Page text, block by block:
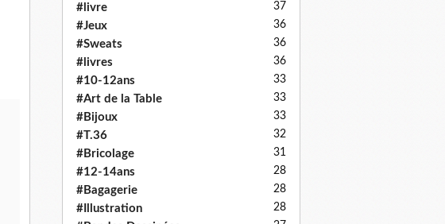
#livre 37
#Jeux 36
#Sweats 36
#livres 36
#10-12ans 33
#Art de la Table 33
#Bijoux 33
#T.36 32
#Bricolage 31
#12-14ans 28
#Bagagerie 28
#Illustration 28